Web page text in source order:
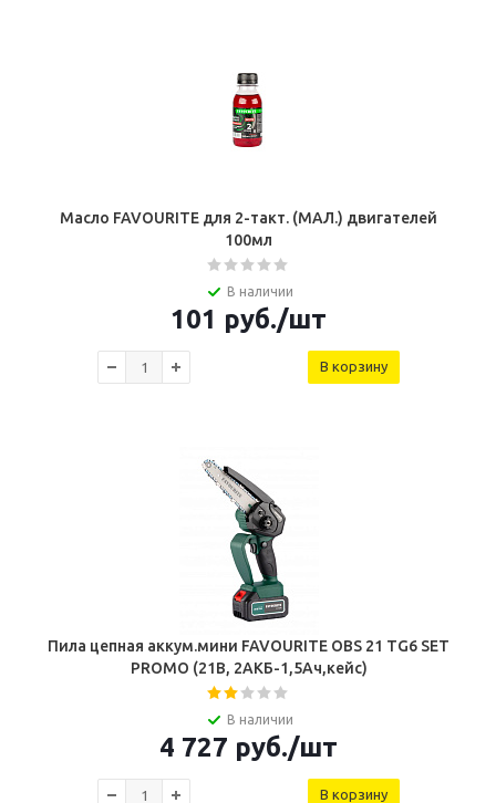
Масло FAVOURITE для 2-такт. (МАЛ.) двигателей
100мл
В наличии
101 руб./шт
В корзину
Пила цепная аккум.мини FAVOURITE OBS 21 TG6 SET
PROMO (21В, 2АКБ-1,5Ач,кейс)
В наличии
4 727 руб./шт
В корзину